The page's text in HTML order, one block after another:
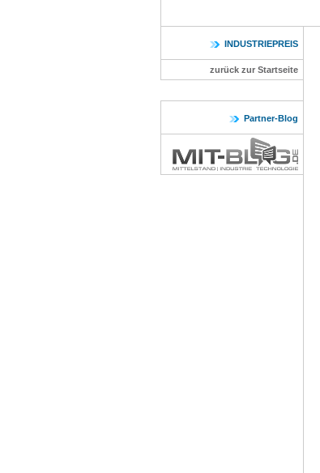
INDUSTRIEPREIS
zurück zur Startseite
Partner-Blog